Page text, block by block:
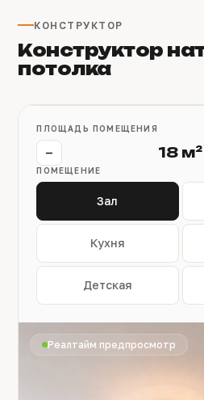
КОНСТРУКТОР
Конструктор
потолка
ПЛОЩАДЬ ПОМЕЩЕНИЯ
− 18 м²
ПОМЕЩЕНИЕ
Зал
Кухня
Детская
Реалтайм предпросмотр